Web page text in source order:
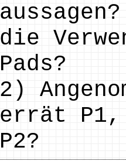
die
Pads?
2)
errät P1,
P2?